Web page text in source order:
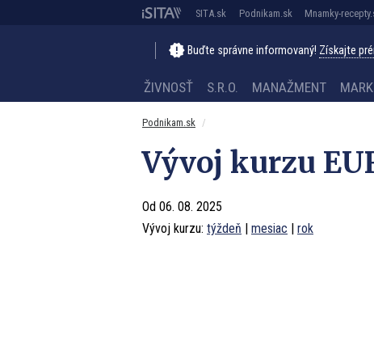
SITA.sk Podnikam.sk Mnamky-
Buďte správne informovaný! Získajte
ŽIVNOSŤ S.R.O. MANAŽMENT
Podnikam.sk
Vývoj kurzu
Od 06. 08. 2025
Vývoj kurzu: týždeň | mesiac | rok